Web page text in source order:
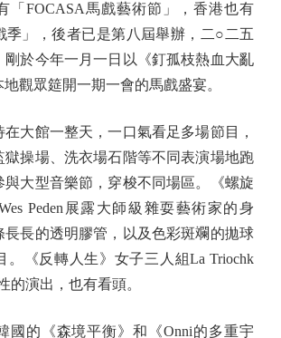
「FOCASA馬戲藝術節」，香港也有
季」，後者已是第八屆舉辦，二○二五
剛於今年一月一日以《釘孤枝熱血大亂
觀眾筵開一期一會的馬戲盛宴。
館一整天，一口氣看足多場節目，
獄操場、洗衣場石階等不同表演場地跑
與大型音樂節，穿梭不同場區。《螺旋
Peden展露大師級雜耍藝術家的身
長長的透明膠管，以及色彩斑斕的拋球
。《反轉人生》女子三人組La Triochk
的演出，也有看頭。
的《森境平衡》和《Onni的多重宇